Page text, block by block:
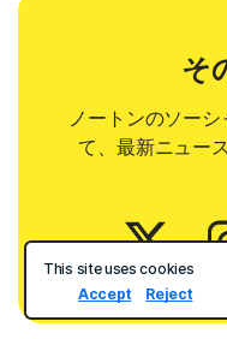
そ
ノートンのソー
て、最新ニュー
This site uses cookies
Accept
Reject